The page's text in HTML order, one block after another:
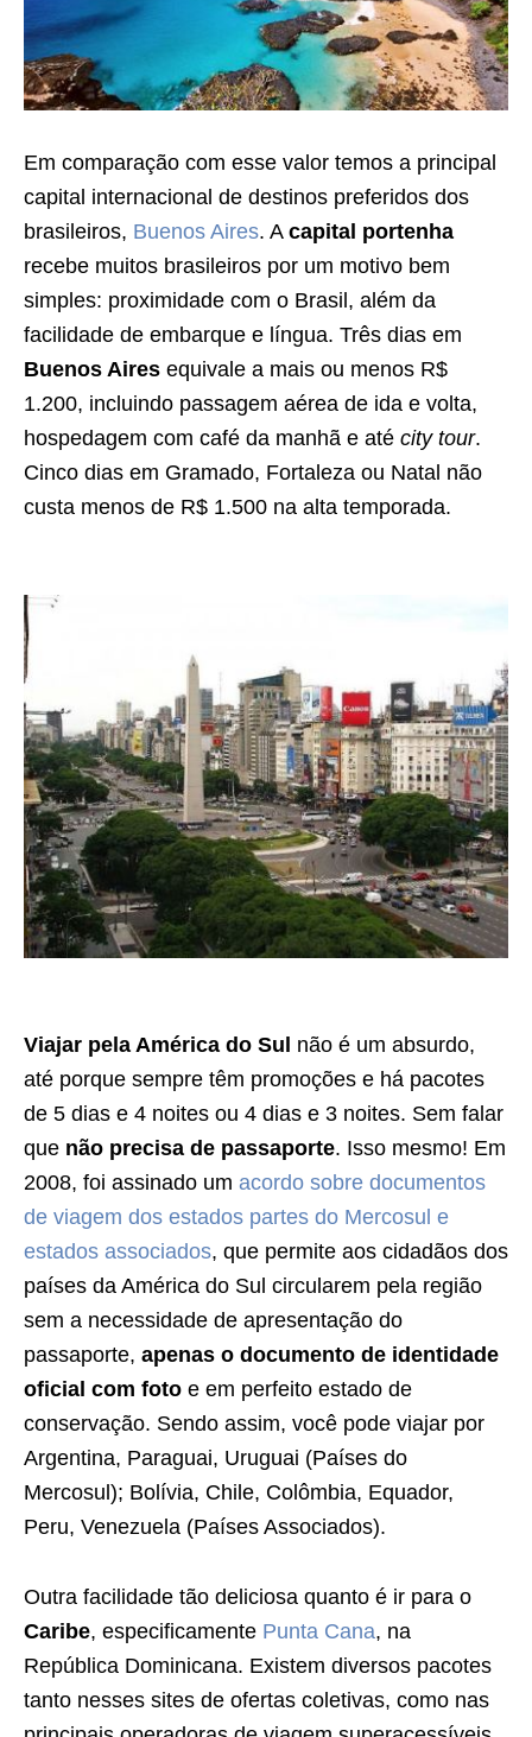
Em comparação com esse valor temos a principal
capital internacional de destinos preferidos dos
brasileiros, Buenos Aires. A capital portenha
recebe muitos brasileiros por um motivo bem
simples: proximidade com o Brasil, além da
facilidade de embarque e língua. Três dias em
Buenos Aires equivale a mais ou menos R$
1.200, incluindo passagem aérea de ida e volta,
hospedagem com café da manhã e até city tour.
Cinco dias em Gramado, Fortaleza ou Natal não
custa menos de R$ 1.500 na alta temporada.
Viajar pela América do Sul não é um absurdo,
até porque sempre têm promoções e há pacotes
de 5 dias e 4 noites ou 4 dias e 3 noites. Sem falar
que não precisa de passaporte. Isso mesmo! Em
2008, foi assinado um acordo sobre documentos
de viagem dos estados partes do Mercosul e
estados associados, que permite aos cidadãos dos
países da América do Sul circularem pela região
sem a necessidade de apresentação do
passaporte, apenas o documento de identidade
oficial com foto e em perfeito estado de
conservação. Sendo assim, você pode viajar por
Argentina, Paraguai, Uruguai (Países do
Mercosul); Bolívia, Chile, Colômbia, Equador,
Peru, Venezuela (Países Associados).
Outra facilidade tão deliciosa quanto é ir para o
Caribe, especificamente Punta Cana, na
República Dominicana. Existem diversos pacotes
tanto nesses sites de ofertas coletivas, como nas